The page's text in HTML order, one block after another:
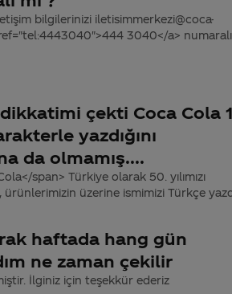
bilgilerinizi iletisimmerkezi@coca-
3040</a> numaralı
çekti Coca Cola 1
yazdığını
da olmamış....
span> Türkiye olarak 50. yılımızı
ürünlerimizin üzerine ismimizi Türkçe
haftada hang gün
ne zaman çekilir
İlginiz için teşekkür ederiz